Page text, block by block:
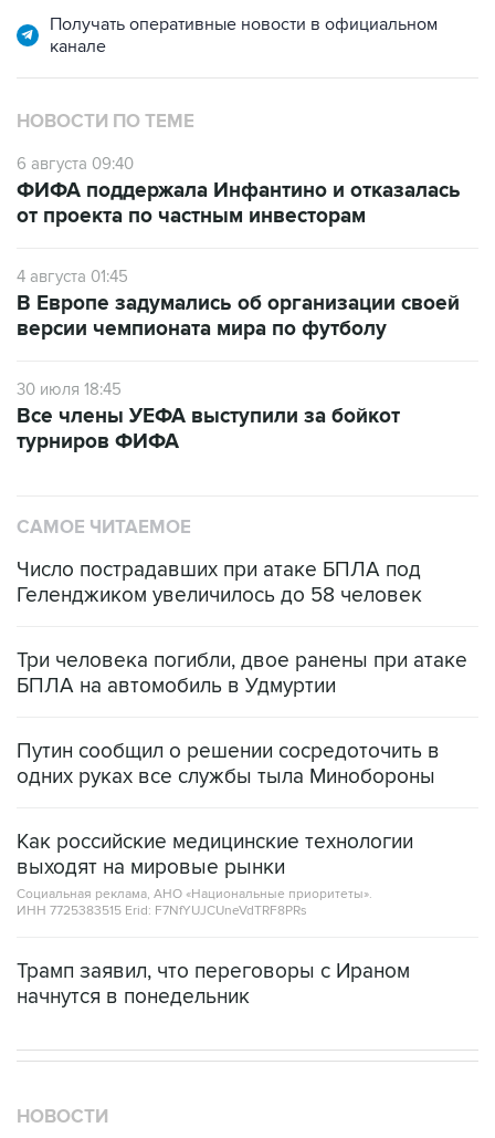
Получать оперативные новости в официальном
канале
НОВОСТИ ПО ТЕМЕ
6 августа 09:40
ФИФА поддержала Инфантино и отказалась
от проекта по частным инвесторам
4 августа 01:45
В Европе задумались об организации своей
версии чемпионата мира по футболу
30 июля 18:45
Все члены УЕФА выступили за бойкот
турниров ФИФА
САМОЕ ЧИТАЕМОЕ
Число пострадавших при атаке БПЛА под
Геленджиком увеличилось до 58 человек
Три человека погибли, двое ранены при атаке
БПЛА на автомобиль в Удмуртии
Путин сообщил о решении сосредоточить в
одних руках все службы тыла Минобороны
Как российские медицинские технологии
выходят на мировые рынки
Социальная реклама, АНО «Национальные приоритеты».
ИНН 7725383515 Erid: F7NfYUJCUneVdTRF8PRs
Трамп заявил, что переговоры с Ираном
начнутся в понедельник
НОВОСТИ